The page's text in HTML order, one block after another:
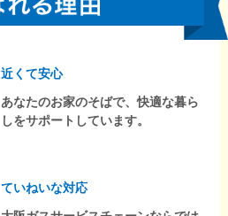
近くて安心
あなたのお家のそばで、快適な暮ら
しをサポートしています。
ていねいな対応